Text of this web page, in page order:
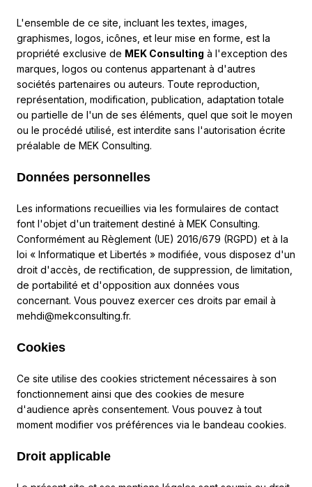
L'ensemble de ce site, incluant les textes, images,
graphismes, logos, icônes, et leur mise en forme, est la
propriété exclusive de MEK Consulting à l'exception des
marques, logos ou contenus appartenant à d'autres
sociétés partenaires ou auteurs. Toute reproduction,
représentation, modification, publication, adaptation totale
ou partielle de l'un de ses éléments, quel que soit le moyen
ou le procédé utilisé, est interdite sans l'autorisation écrite
préalable de MEK Consulting.
Données personnelles
Les informations recueillies via les formulaires de contact
font l'objet d'un traitement destiné à MEK Consulting.
Conformément au Règlement (UE) 2016/679 (RGPD) et à la
loi « Informatique et Libertés » modifiée, vous disposez d'un
droit d'accès, de rectification, de suppression, de limitation,
de portabilité et d'opposition aux données vous
concernant. Vous pouvez exercer ces droits par email à
mehdi@mekconsulting.fr.
Cookies
Ce site utilise des cookies strictement nécessaires à son
fonctionnement ainsi que des cookies de mesure
d'audience après consentement. Vous pouvez à tout
moment modifier vos préférences via le bandeau cookies.
Droit applicable